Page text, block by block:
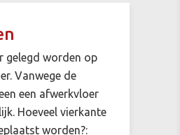
gelegd worden op
Vanwege de
een afwerkvloer
Hoeveel vierkante
worden?: